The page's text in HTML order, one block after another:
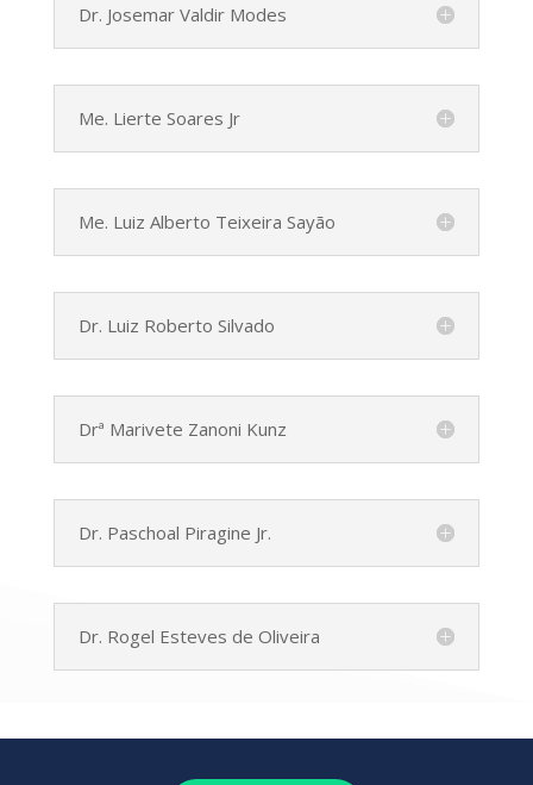
Dr. Josemar Valdir Modes
Me. Lierte Soares Jr
Me. Luiz Alberto Teixeira Sayão
Dr. Luiz Roberto Silvado
Drª Marivete Zanoni Kunz
Dr. Paschoal Piragine Jr.
Dr. Rogel Esteves de Oliveira